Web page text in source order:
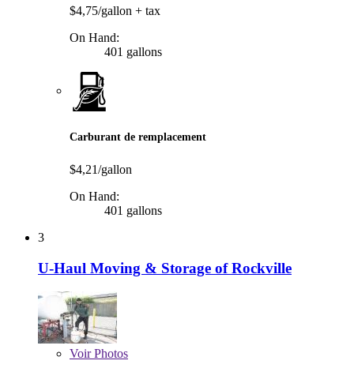
$4,75/gallon + tax
On Hand:
401 gallons
Carburant de remplacement
$4,21/gallon
On Hand:
401 gallons
3
U-Haul Moving & Storage of Rockville
VoirPhotos